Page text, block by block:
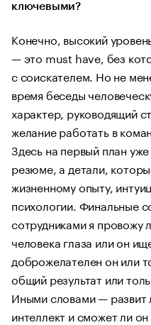
ключевыми?
Конечно, высокий
— это must have, без
с соискателем. Но не
время беседы
характер, руководящий
желание работать в
Здесь на первый план
резюме, а детали,
жизненному опыту,
психологии. Финальные
сотрудниками я провожу
человека глаза или он
доброжелателен он или
общий результат или
Иными словами — развит
интеллект и сможет ли